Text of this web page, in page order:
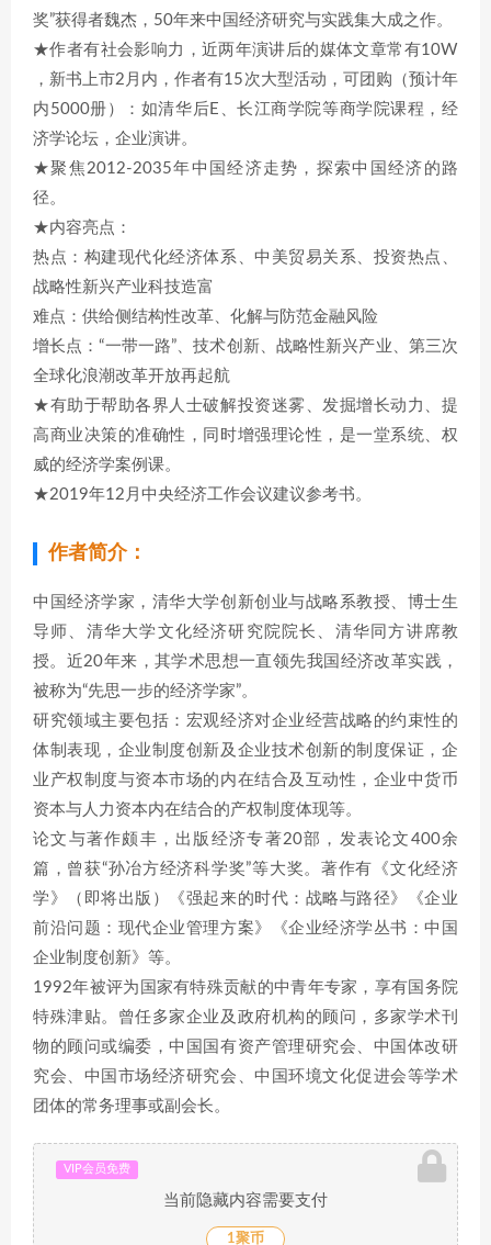
奖”获得者魏杰，50年来中国经济研究与实践集大成之作。
★作者有社会影响力，近两年演讲后的媒体文章常有10W
，新书上市2月内，作者有15次大型活动，可团购（预计年
内5000册）：如清华后E、长江商学院等商学院课程，经
济学论坛，企业演讲。
★聚焦2012-2035年中国经济走势，探索中国经济的路
径。
★内容亮点：
热点：构建现代化经济体系、中美贸易关系、投资热点、
战略性新兴产业科技造富
难点：供给侧结构性改革、化解与防范金融风险
增长点：“一带一路”、技术创新、战略性新兴产业、第三次
全球化浪潮改革开放再起航
★有助于帮助各界人士破解投资迷雾、发掘增长动力、提
高商业决策的准确性，同时增强理论性，是一堂系统、权
威的经济学案例课。
★2019年12月中央经济工作会议建议参考书。
作者简介：
中国经济学家，清华大学创新创业与战略系教授、博士生
导师、清华大学文化经济研究院院长、清华同方讲席教
授。近20年来，其学术思想一直领先我国经济改革实践，
被称为“先思一步的经济学家”。
研究领域主要包括：宏观经济对企业经营战略的约束性的
体制表现，企业制度创新及企业技术创新的制度保证，企
业产权制度与资本市场的内在结合及互动性，企业中货币
资本与人力资本内在结合的产权制度体现等。
论文与著作颇丰，出版经济专著20部，发表论文400余
篇，曾获“孙冶方经济科学奖”等大奖。著作有《文化经济
学》（即将出版）《强起来的时代：战略与路径》《企业
前沿问题：现代企业管理方案》《企业经济学丛书：中国
企业制度创新》等。
1992年被评为国家有特殊贡献的中青年专家，享有国务院
特殊津贴。曾任多家企业及政府机构的顾问，多家学术刊
物的顾问或编委，中国国有资产管理研究会、中国体改研
究会、中国市场经济研究会、中国环境文化促进会等学术
团体的常务理事或副会长。
VIP会员免费
当前隐藏内容需要支付
1聚币